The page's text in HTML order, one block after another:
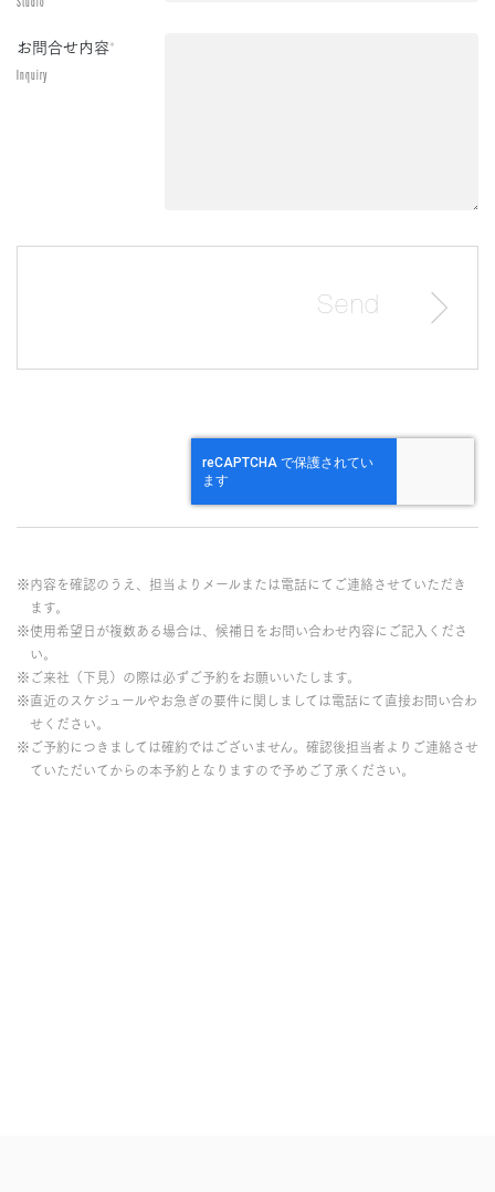
お問合せ内容*
Inquiry
※内容を確認のうえ、担当よりメールまたは電話にてご連絡させていただき
ます。
※使用希望日が複数ある場合は、候補日をお問い合わせ内容にご記入くださ
い。
※ご来社（下見）の際は必ずご予約をお願いいたします。
※直近のスケジュールやお急ぎの要件に関しましては電話にて直接お問い合わ
せください。
※ご予約につきましては確約ではございません。確認後担当者よりご連絡させ
ていただいてからの本予約となりますので予めご了承ください。